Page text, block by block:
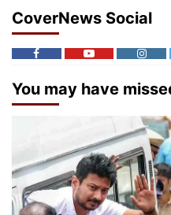
CoverNews Social
You may have